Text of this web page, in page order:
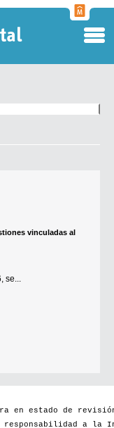
vinculadas al
se...
en estado de
responsabilidad a la